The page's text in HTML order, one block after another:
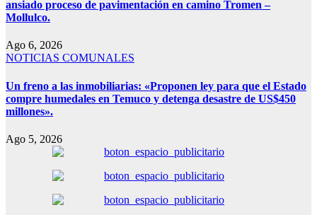
ansiado proceso de pavimentación en camino Tromen –
Mollulco.
Ago 6, 2026
NOTICIAS COMUNALES
Un freno a las inmobiliarias: «Proponen ley para que el Estado
compre humedales en Temuco y detenga desastre de US$450
millones».
Ago 5, 2026